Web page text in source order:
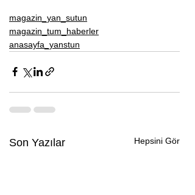
magazin_yan_sutun
magazin_tum_haberler
anasayfa_yanstun
Son Yazılar Hepsini Gör